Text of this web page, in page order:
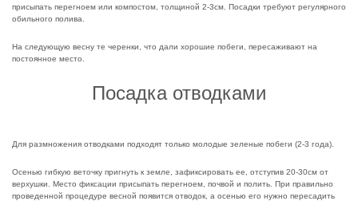
присыпать перегноем или компостом, толщиной 2-3см. Посадки требуют регулярного
обильного полива.
На следующую весну те черенки, что дали хорошие побеги, пересаживают на
постоянное место.
Посадка отводками
Для размножения отводками подходят только молодые зеленые побеги (2-3 года).
Осенью гибкую веточку пригнуть к земле, зафиксировать ее, отступив 20-30см от
верхушки. Место фиксации присыпать перегноем, почвой и полить. При правильно
проведенной процедуре весной появится отводок, а осенью его нужно пересадить